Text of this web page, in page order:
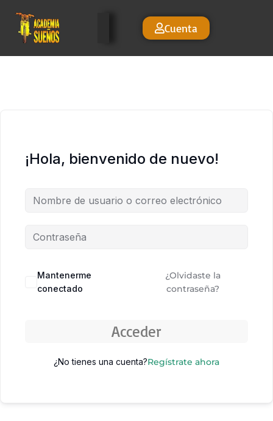
Cuenta
¡Hola, bienvenido de nuevo!
Mantenerme
conectado
¿Olvidaste la
contraseña?
Acceder
¿No tienes una cuenta?Regístrate ahora